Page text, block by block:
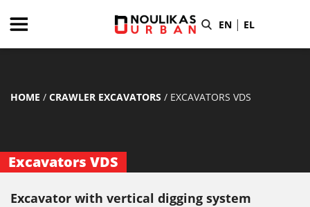
EN | EL
HOME / CRAWLER EXCAVATORS / EXCAVATORS VDS
Excavators VDS
Excavator with vertical digging system